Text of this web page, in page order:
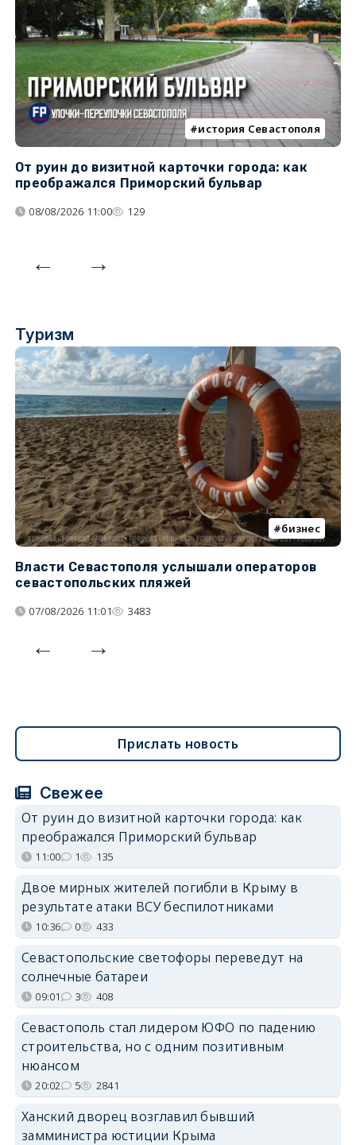
история Севастополя
От руин до визитной карточки города: как
преображался Приморский бульвар
08/08/2026 11:00 129
Туризм
бизнес
Власти Севастополя услышали операторов
севастопольских пляжей
07/08/2026 11:01 3483
Прислать новость
Свежее
От руин до визитной карточки города: как
преображался Приморский бульвар
11:00 1 135
Двое мирных жителей погибли в Крыму в
результате атаки ВСУ беспилотниками
10:36 0 433
Севастопольские светофоры переведут на
солнечные батареи
09:01 3 408
Севастополь стал лидером ЮФО по падению
строительства, но с одним позитивным
нюансом
20:02 5 2841
Ханский дворец возглавил бывший
замминистра юстиции Крыма